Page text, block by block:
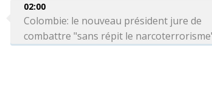
02:00
Colombie: le nouveau président jure de
combattre "sans répit le